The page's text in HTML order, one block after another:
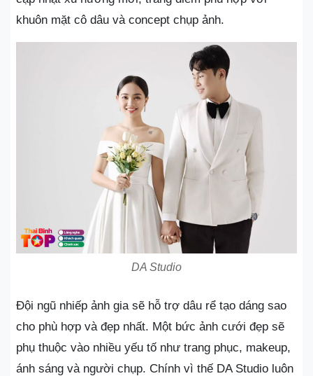
khuôn mặt cô dâu và concept chụp ảnh.
DA Studio
Đội ngũ nhiếp ảnh gia sẽ hỗ trợ dâu rể tạo dáng sao
cho phù hợp và đẹp nhất. Một bức ảnh cưới đẹp sẽ
phụ thuộc vào nhiều yếu tố như trang phục, makeup,
ánh sáng và người chụp. Chính vì thế DA Studio luôn